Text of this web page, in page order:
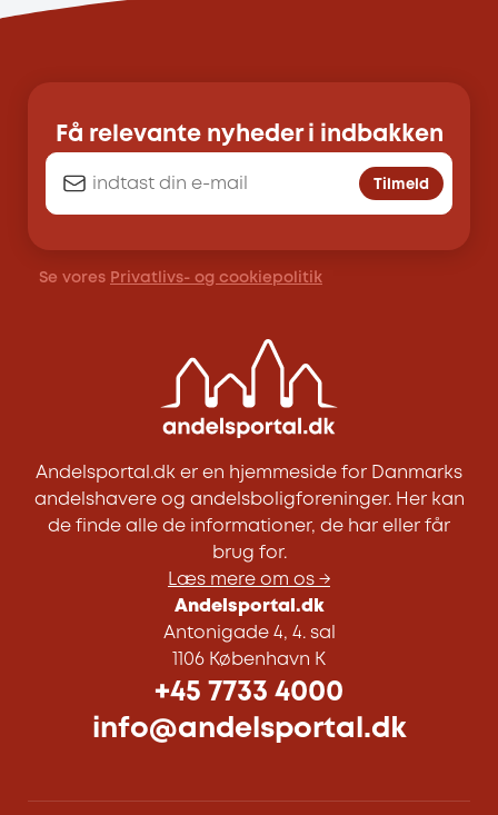
Få relevante nyheder i indbakken
Tilmeld
Se vores Privatlivs- og cookiepolitik
Andelsportal.dk er en hjemmeside for Danmarks
andelshavere og andelsboligforeninger. Her kan
de finde alle de informationer, de har eller får
brug for.
Læs mere om os →
Andelsportal.dk
Antonigade 4, 4. sal
1106 København K
+45 7733 4000
info@andelsportal.dk